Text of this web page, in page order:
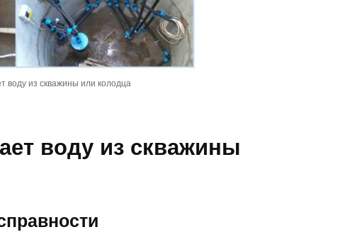
воду из скважины или колодца
воду из скважины